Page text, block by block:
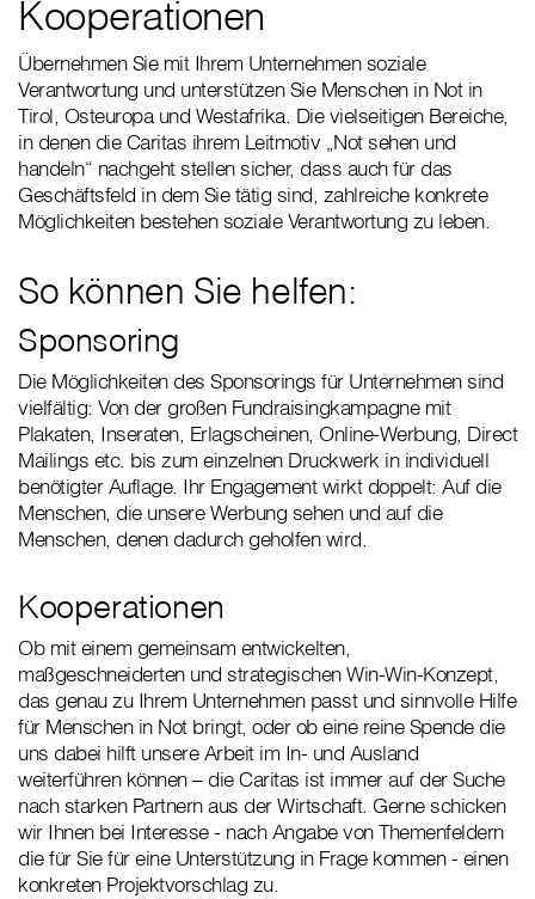
Kooperationen
Übernehmen Sie mit Ihrem Unternehmen soziale
Verantwortung und unterstützen Sie Menschen in Not in
Tirol, Osteuropa und Westafrika. Die vielseitigen Bereiche,
in denen die Caritas ihrem Leitmotiv „Not sehen und
handeln“ nachgeht stellen sicher, dass auch für das
Geschäftsfeld in dem Sie tätig sind, zahlreiche konkrete
Möglichkeiten bestehen soziale Verantwortung zu leben.
So können Sie helfen:
Sponsoring
Die Möglichkeiten des Sponsorings für Unternehmen sind
vielfältig: Von der großen Fundraisingkampagne mit
Plakaten, Inseraten, Erlagscheinen, Online-Werbung, Direct
Mailings etc. bis zum einzelnen Druckwerk in individuell
benötigter Auflage. Ihr Engagement wirkt doppelt: Auf die
Menschen, die unsere Werbung sehen und auf die
Menschen, denen dadurch geholfen wird.
Kooperationen
Ob mit einem gemeinsam entwickelten,
maßgeschneiderten und strategischen Win-Win-Konzept,
das genau zu Ihrem Unternehmen passt und sinnvolle Hilfe
für Menschen in Not bringt, oder ob eine reine Spende die
uns dabei hilft unsere Arbeit im In- und Ausland
weiterführen können – die Caritas ist immer auf der Suche
nach starken Partnern aus der Wirtschaft. Gerne schicken
wir Ihnen bei Interesse - nach Angabe von Themenfeldern
die für Sie für eine Unterstützung in Frage kommen - einen
konkreten Projektvorschlag zu.